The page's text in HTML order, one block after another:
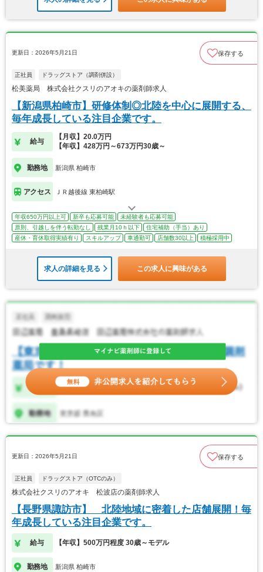
更新日：2026年5月21日 保存する
正社員 ドラッグストア（調剤併設）
松美薬局 株式会社クスリのアオキの薬剤師求人
【新潟県柏崎市】研修体制◎北陸を中心に展開する、
毎年成長している注目企業です。
給与
【月収】20.0万円
【年収】428万円～673万円30歳～
勤務地 新潟県 柏崎市
アクセス ＪＲ越後線 東柏崎駅
年収650万円以上可 新卒も応募可能
未経験者も応募可能
原則、引越しを伴う転勤なし
残業月10ｈ以下
住宅補助（手当）あり
産休・育休取得実績有り
スキルアップ 車通勤可 店舗数30以上 積極採用中
求人の詳細を見る この求人に興味がある
更新日：2026年5月21日 保存する
正社員 ドラッグストア（OTCのみ）
株式会社クスリのアオキ 松波店の薬剤師求人
【長野県諏訪市】 北陸地域に密着した店舗展開！毎
年成長している注目企業です。
給与 【年収】500万円程度 30歳～モデル
勤務地 新潟県 柏崎市